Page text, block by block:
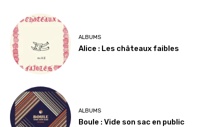
ALBUMS
Alice : Les châteaux faibles
ALBUMS
Boule : Vide son sac en public